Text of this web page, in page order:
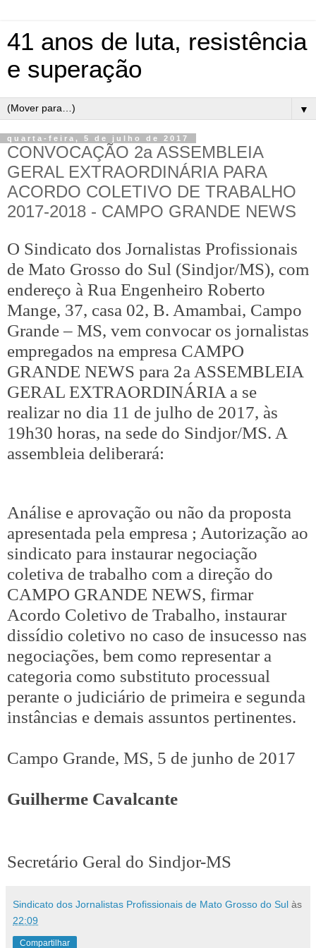
41 anos de luta, resistência
e superação
▼
quarta-feira, 5 de julho de 2017
CONVOCAÇÃO 2a ASSEMBLEIA
GERAL EXTRAORDINÁRIA PARA
ACORDO COLETIVO DE TRABALHO
2017-2018 - CAMPO GRANDE NEWS
O Sindicato dos Jornalistas Profissionais
de Mato Grosso do Sul (Sindjor/MS), com
endereço à Rua Engenheiro Roberto
Mange, 37, casa 02, B. Amambai, Campo
Grande – MS, vem convocar os jornalistas
empregados na empresa CAMPO
GRANDE NEWS para 2a ASSEMBLEIA
GERAL EXTRAORDINÁRIA a se
realizar no dia 11 de julho de 2017, às
19h30 horas, na sede do Sindjor/MS. A
assembleia deliberará:
Análise e aprovação ou não da proposta
apresentada pela empresa ; Autorização ao
sindicato para instaurar negociação
coletiva de trabalho com a direção do
CAMPO GRANDE NEWS, firmar
Acordo Coletivo de Trabalho, instaurar
dissídio coletivo no caso de insucesso nas
negociações, bem como representar a
categoria como substituto processual
perante o judiciário de primeira e segunda
instâncias e demais assuntos pertinentes.
Campo Grande, MS, 5 de junho de 2017
Guilherme Cavalcante
Secretário Geral do Sindjor-MS
Sindicato dos Jornalistas Profissionais de Mato Grosso do Sul às
22:09
Compartilhar